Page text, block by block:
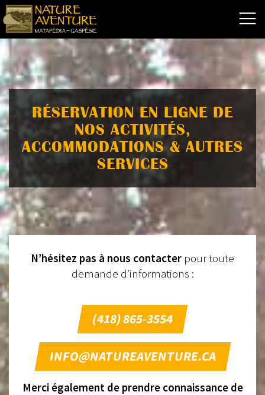
RÉSERVATION EN LIGNE DE
NOS ACTIVITÉS,
ACCOMMODATIONS & AUTRES
SERVICES
N’hésitez pas à nous contacter pour toute
demande d’informations :
(418) 865-3554
INFO@NATUREAVENTURE.CA
Merci également de prendre connaissance de